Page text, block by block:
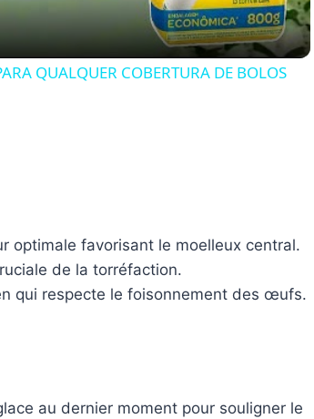
QUALQUER COBERTURA DE BOLOS
optimale favorisant le moelleux central.
de la torréfaction.
qui respecte le foisonnement des œufs.
au dernier moment pour souligner le